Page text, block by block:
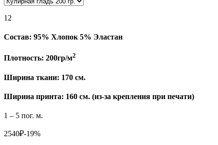
12
Состав: 95% Хлопок 5% Эластан
Плотность: 200гр/м2
Ширина ткани: 170 см.
Ширина принта: 160 см. (из-за крепления при печати)
1 – 5 пог. м.
2540₽-19%